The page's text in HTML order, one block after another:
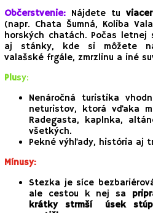
Občerstvenie: Nájdete tu
(napr. Chata Šumná, Koliba
horských chatách. Počas
aj stánky, kde si môžete
valašské frgále, zmrzlinu a iné
Plusy:
Nenáročná turistika
neturistov, ktorá vďaka
Radegasta, kaplnka,
všetkých.
Pekné výhľady, história aj
Mínusy:
Stezka je síce
ale cestou k nej sa
krátky strmší úsek